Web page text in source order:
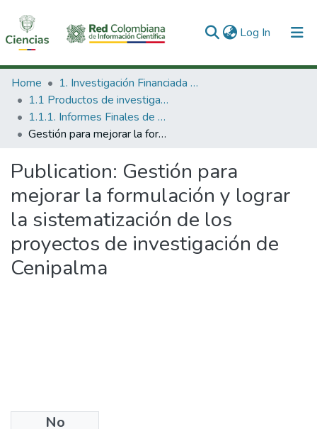
Log In (current)
Communities & Collections
All of DSpace
Statistics
Home
1. Investigación Financiada con Recursos Públicos
1.1 Productos de investigación
1.1.1. Informes Finales de Proyectos de Investigación
Gestión para mejorar la formulación y lograr la sistematización de los proyectos de investigación de Cenipalma
Publication: Gestión para
mejorar la formulación y lograr
la sistematización de los
proyectos de investigación de
Cenipalma
No